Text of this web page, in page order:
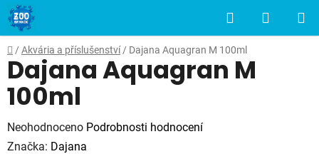
Přejít
na
obsah
Hledat
KOŠÍK
Domů
/ Akvária a příslušenství / Dajana Aquagran M 100ml
Dajana Aquagran M
100ml
Průměrné
hodnocení
Neohodnoceno Podrobnosti hodnocení
Značka: Dajana